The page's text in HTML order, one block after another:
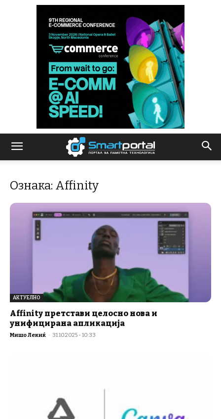
Ознака: Affinity
АКТУЕЛНО
Affinity претстави целосно нова и
унифицирана апликација
Мишо Лекиќ - 31.10.2025 - 10:33